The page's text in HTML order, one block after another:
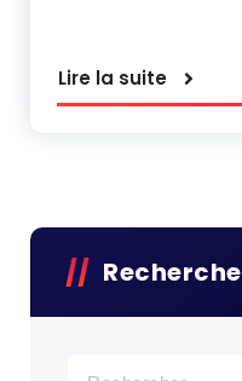
Lire la suite
Recherche